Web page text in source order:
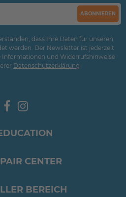
ABONNIEREN
dass Ihre Daten für unseren
werden. Der Newsletter ist jederzeit
Informationen und Widerrufshinweise
Daten­schutz­erklärung
CENTER
BEREICH